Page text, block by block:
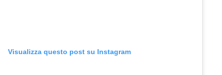
Visualizza questo post su Instagram